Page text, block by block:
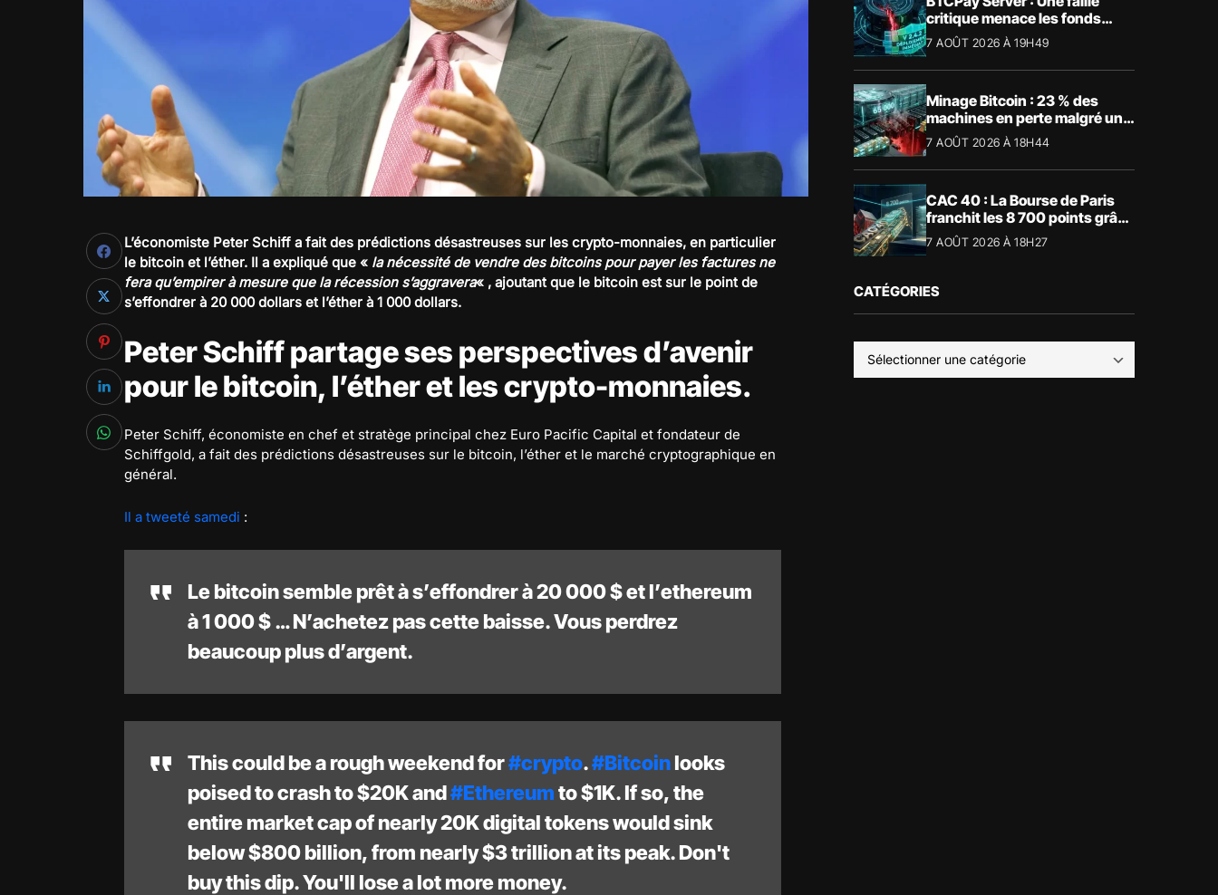
L’économiste Peter Schiff a fait des prédictions désastreuses sur les crypto-monnaies, en particulier
le bitcoin et l’éther. Il a expliqué que « la nécessité de vendre des bitcoins pour payer les factures ne
fera qu’empirer à mesure que la récession s’aggravera« , ajoutant que le bitcoin est sur le point de
s’effondrer à 20 000 dollars et l’éther à 1 000 dollars.
Peter Schiff partage ses perspectives d’avenir
pour le bitcoin, l’éther et les crypto-monnaies.
Peter Schiff, économiste en chef et stratège principal chez Euro Pacific Capital et fondateur de
Schiffgold, a fait des prédictions désastreuses sur le bitcoin, l’éther et le marché cryptographique en
général.
Il a tweeté samedi :
Le bitcoin semble prêt à s’effondrer à 20 000 $ et l’ethereum
à 1 000 $ … N’achetez pas cette baisse. Vous perdrez
beaucoup plus d’argent.
This could be a rough weekend for#crypto.#Bitcoinlooks
poised to crash to $20K and#Ethereumto $1K. If so, the
entire market cap of nearly 20K digital tokens would sink
below $800 billion, from nearly $3 trillion at its peak. Don't
buy this dip. You'll lose a lot more money.
critique menace les fonds
Bitcoin
7 AOÛT 2026 À 19H49
Minage Bitcoin : 23 % des
machines en perte malgré un
BTC à 65 000 $
7 AOÛT 2026 À 18H44
CAC 40 : La Bourse de Paris
franchit les 8 700 points grâce
à la tech
7 AOÛT 2026 À 18H27
CATÉGORIES